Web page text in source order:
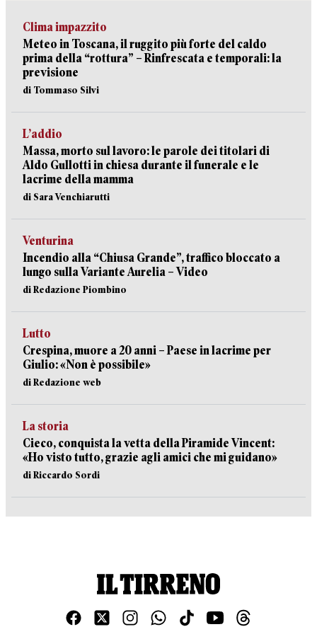
Clima impazzito
Meteo in Toscana, il ruggito più forte del caldo
prima della “rottura” – Rinfrescata e temporali: la
previsione
di Tommaso Silvi
L’addio
Massa, morto sul lavoro: le parole dei titolari di
Aldo Gullotti in chiesa durante il funerale e le
lacrime della mamma
di Sara Venchiarutti
Venturina
Incendio alla “Chiusa Grande”, traffico bloccato a
lungo sulla Variante Aurelia – Video
di Redazione Piombino
Lutto
Crespina, muore a 20 anni – Paese in lacrime per
Giulio: «Non è possibile»
di Redazione web
La storia
Cieco, conquista la vetta della Piramide Vincent:
«Ho visto tutto, grazie agli amici che mi guidano»
di Riccardo Sordi